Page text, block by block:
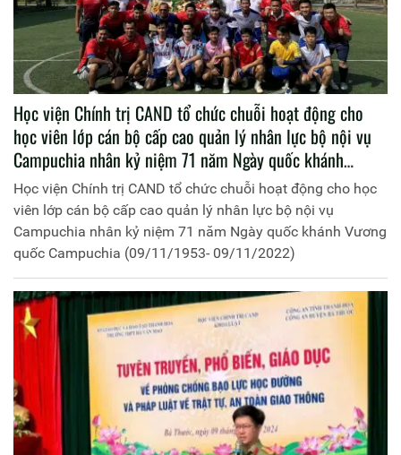
Học viện Chính trị CAND tổ chức chuỗi hoạt động cho
học viên lớp cán bộ cấp cao quản lý nhân lực bộ nội vụ
Campuchia nhân kỷ niệm 71 năm Ngày quốc khánh
Vương quốc Campuchia (09/11/1953- 09/11/2022)
Học viện Chính trị CAND tổ chức chuỗi hoạt động cho học
viên lớp cán bộ cấp cao quản lý nhân lực bộ nội vụ
Campuchia nhân kỷ niệm 71 năm Ngày quốc khánh Vương
quốc Campuchia (09/11/1953- 09/11/2022)